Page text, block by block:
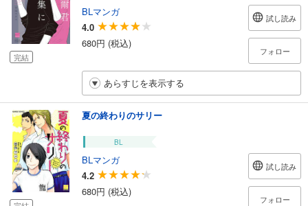
完結
BLマンガ
4.0
680円 (税込)
試し読み
フォロー
あらすじを表示する
夏の終わりのサリー
BL
BLマンガ
4.2
680円 (税込)
試し読み
フォロー